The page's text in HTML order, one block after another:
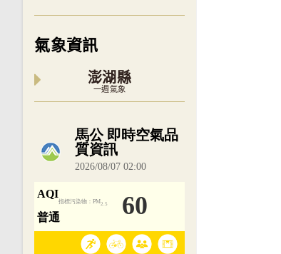
氣象資訊
澎湖縣
一週氣象
內嵌空氣品質小工具為視覺預覽，完